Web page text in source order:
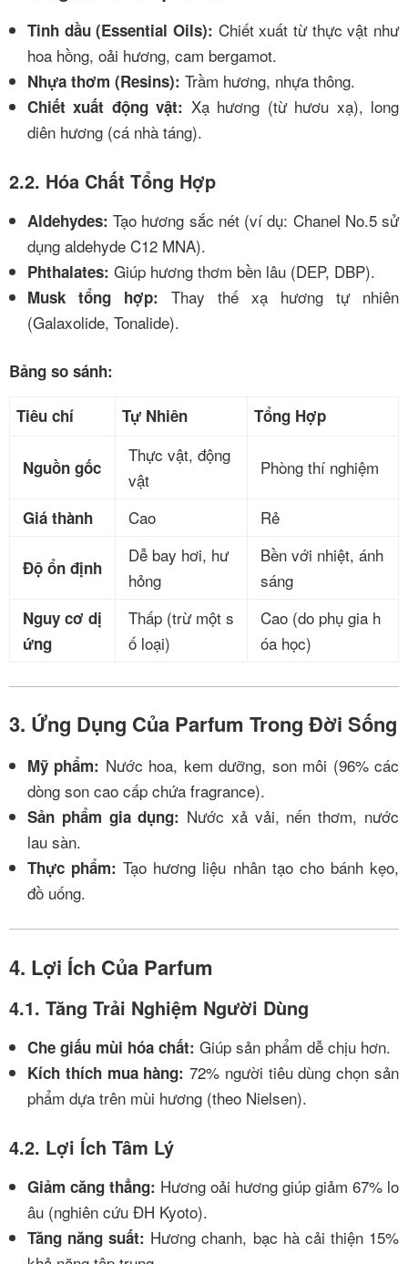
Tinh dầu (Essential Oils): Chiết xuất từ thực vật như
hoa hồng, oải hương, cam bergamot.
Nhựa thơm (Resins): Trầm hương, nhựa thông.
Chiết xuất động vật: Xạ hương (từ hươu xạ), long
diên hương (cá nhà táng).
2.2. Hóa Chất Tổng Hợp
Aldehydes: Tạo hương sắc nét (ví dụ: Chanel No.5 sử
dụng aldehyde C12 MNA).
Phthalates: Giúp hương thơm bền lâu (DEP, DBP).
Musk tổng hợp:
Thay thế xạ hương tự nhiên
(Galaxolide, Tonalide).
Bảng so sánh:
Tiêu chí Tự Nhiên Tổng Hợp
Nguồn gốc
Thực vật, động
vật
Phòng thí nghiệm
Giá thành Cao Rẻ
Độ ổn định
Dễ bay hơi, hư
hỏng
Bền với nhiệt, ánh
sáng
Nguy cơ dị
ứng
Thấp (trừ một s
ố loại)
Cao (do phụ gia h
óa học)
3. Ứng Dụng Của Parfum Trong Đời Sống
Mỹ phẩm: Nước hoa, kem dưỡng, son môi (96% các
dòng son cao cấp chứa fragrance).
Sản phẩm gia dụng: Nước xả vải, nến thơm, nước
lau sàn.
Thực phẩm: Tạo hương liệu nhân tạo cho bánh kẹo,
đồ uống.
4. Lợi Ích Của Parfum
4.1. Tăng Trải Nghiệm Người Dùng
Che giấu mùi hóa chất: Giúp sản phẩm dễ chịu hơn.
Kích thích mua hàng: 72% người tiêu dùng chọn sản
phẩm dựa trên mùi hương (theo Nielsen).
4.2. Lợi Ích Tâm Lý
Giảm căng thẳng: Hương oải hương giúp giảm 67% lo
âu (nghiên cứu ĐH Kyoto).
Tăng năng suất: Hương chanh, bạc hà cải thiện 15%